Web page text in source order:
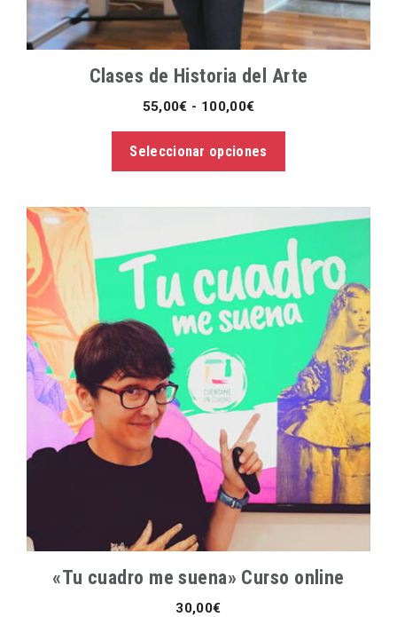
Clases de Historia del Arte
55,00€ - 100,00€
precios:
desde
hasta
100,00€
Seleccionar opciones
página
de
«Tu cuadro me suena» Curso online
30,00€